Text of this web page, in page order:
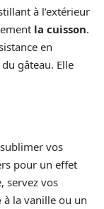
à l’extérieur
la cuisson.
en
gâteau. Elle
vos
pour un effet
servez vos
à la vanille ou un